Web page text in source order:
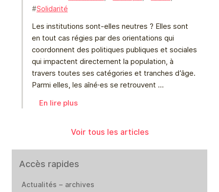
#Solidarité
Les institutions sont-elles neutres ? Elles sont
en tout cas régies par des orientations qui
coordonnent des politiques publiques et sociales
qui impactent directement la population, à
travers toutes ses catégories et tranches d’âge.
Parmi elles, les aîné⸱es se retrouvent …
En lire plus
Voir tous les articles
Accès rapides
Actualités – archives